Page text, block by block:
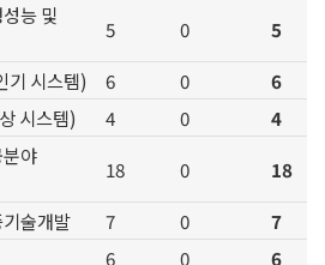
능 및
5 0
5
기 시스템)
6 0
6
시스템)
4 0
4
야
18 0
18
술개발
7 0
7
6 0
6